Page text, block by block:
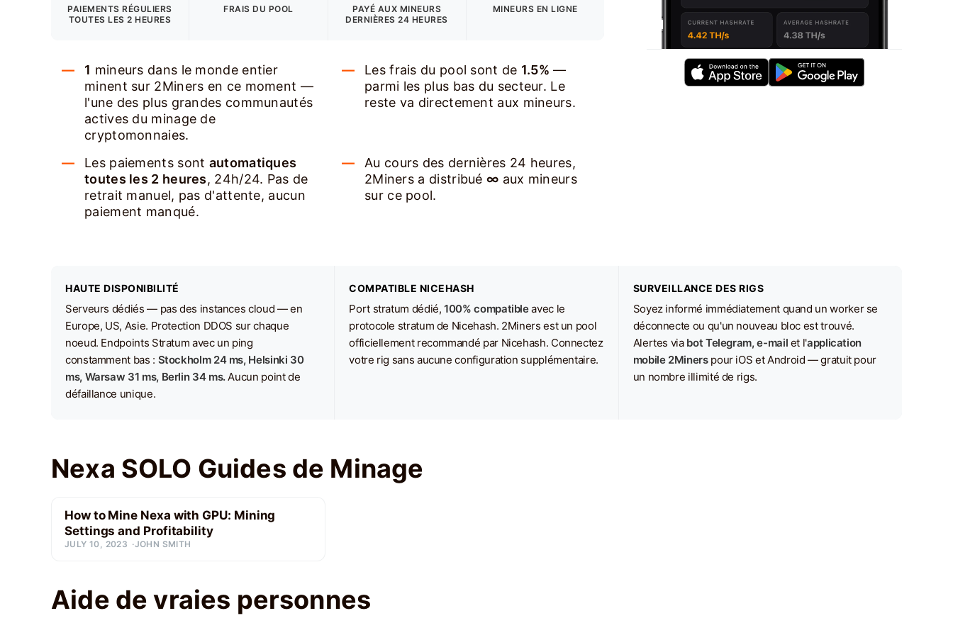
PAIEMENTS RÉGULIERS
TOUTES LES 2 HEURES
FRAIS DU POOL
PAYÉ AUX MINEURS
DERNIÈRES 24 HEURES
MINEURS EN LIGNE
1 mineurs dans le monde entier
minent sur 2Miners en ce moment —
l'une des plus grandes communautés
actives du minage de
cryptomonnaies.
Les frais du pool sont de 1.5% —
parmi les plus bas du secteur. Le
reste va directement aux mineurs.
Les paiements sont automatiques
toutes les 2 heures, 24h/24. Pas de
retrait manuel, pas d'attente, aucun
paiement manqué.
Au cours des dernières 24 heures,
2Miners a distribué∞ aux mineurs
sur ce pool.
HAUTE DISPONIBILITÉ
Serveurs dédiés — pas des instances cloud — en
Europe, US, Asie. Protection DDOS sur chaque
noeud. Endpoints Stratum avec un ping
constamment bas : Stockholm 24 ms, Helsinki 30
ms, Warsaw 31 ms, Berlin 34 ms.Aucun point de
défaillance unique.
COMPATIBLE NICEHASH
Port stratum dédié,100% compatibleavec le
protocole stratum de Nicehash. 2Miners est un pool
officiellement recommandé par Nicehash. Connectez
votre rig sans aucune configuration supplémentaire.
SURVEILLANCE DES RIGS
Soyez informé immédiatement quand un worker se
déconnecte ou qu'un nouveau bloc est trouvé.
Alertes via bot Telegram, e-mail et l'application
mobile 2Minerspour iOS et Android — gratuit pour
un nombre illimité de rigs.
Nexa SOLO Guides de Minage
How to Mine Nexa with GPU: Mining
Settings and Profitability
JULY 10, 2023 JOHN SMITH
Aide de vraies personnes